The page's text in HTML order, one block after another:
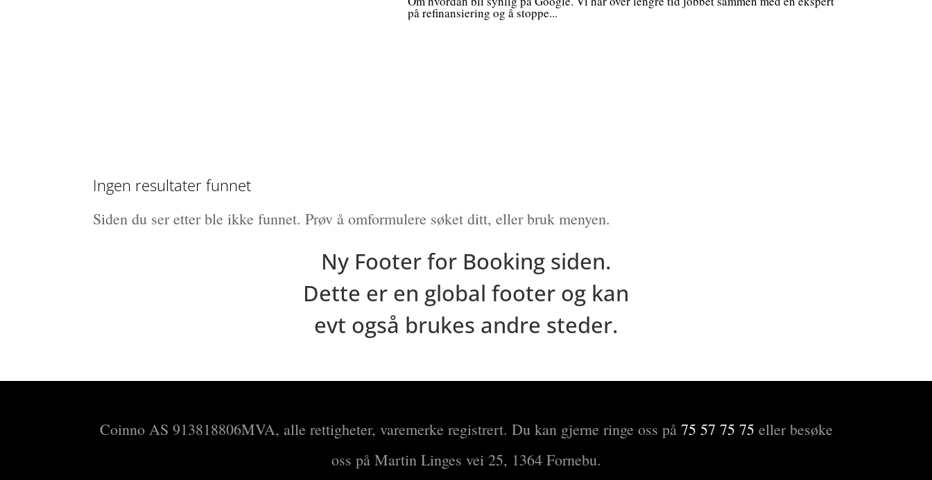
på refinansiering og å stoppe...
Ingen resultater funnet
Siden du ser etter ble ikke funnet. Prøv å omformulere søket ditt, eller bruk menyen.
Ny Footer for Booking siden.
Dette er en global footer og kan
evt også brukes andre steder.
Coinno AS 913818806MVA, alle rettigheter, varemerke registrert. Du kan gjerne ringe oss på 75 57 75 75 eller besøke
oss på Martin Linges vei 25, 1364 Fornebu.